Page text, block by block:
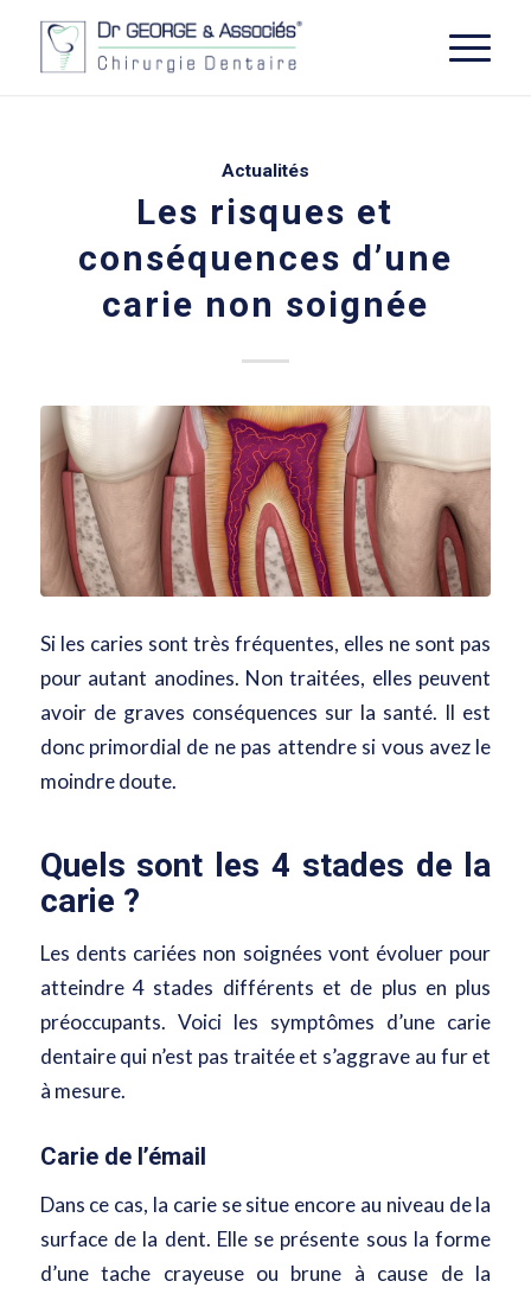
Actualités
Les risques et
conséquences d’une
carie non soignée
Si les caries sont très fréquentes, elles ne sont pas
pour autant anodines. Non traitées, elles peuvent
avoir de graves conséquences sur la santé. Il est
donc primordial de ne pas attendre si vous avez le
moindre doute.
Quels sont les 4 stades de la
carie ?
Les dents cariées non soignées vont évoluer pour
atteindre 4 stades différents et de plus en plus
préoccupants. Voici les symptômes d’une carie
dentaire qui n’est pas traitée et s’aggrave au fur et
à mesure.
Carie de l’émail
Dans ce cas, la carie se situe encore au niveau de la
surface de la dent. Elle se présente sous la forme
d’une tache crayeuse ou brune à cause de la